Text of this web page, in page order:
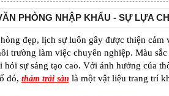
PHÒNG NHẬP KHẨU - SỰ LỰA
đẹp, lịch sự luôn gây được thiện
trường làm việc chuyên nghiệp. Màu
hỏi sự sáng tạo cao. Với ảnh hưởng của
đó, thảm trải sàn là một vật liệu trang trí